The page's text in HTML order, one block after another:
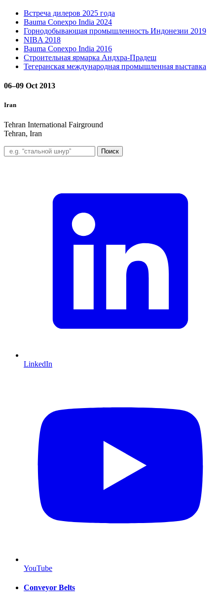
Встреча дилеров 2025 года
Bauma Conexpo India 2024
Горнодобывающая промышленность Индонезии 2019
NIBA 2018
Bauma Conexpo India 2016
Строительная ярмарка Андхра-Прадеш
Тегеранская международная промышленная выставка
06–09 Oct 2013
Iran
Tehran International Fairground
Tehran, Iran
Поиск
LinkedIn
YouTube
Conveyor Belts